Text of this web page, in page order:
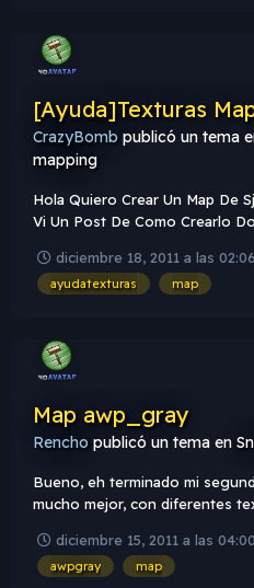
[Ayuda]Texturas
CrazyBomb publicó un tema
mapping
Hola Quiero Crear Un Map De
Vi Un Post De Como Crearlo
Unas Texturas
diciembre 18, 2011 a las 02:06
ayudatexturas map
Map awp_gray
Rencho publicó un tema en
Bueno, eh terminado mi
mucho mejor, con diferentes
rdNN. ! :3) Respawns: 22 (11
descargar el map click Aquí
diciembre 15, 2011 a las 04:00
awpgray map